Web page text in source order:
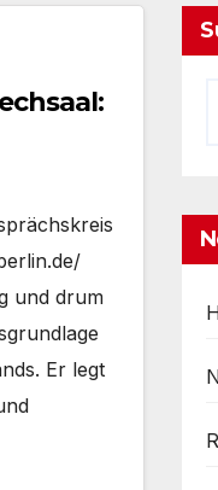
und drum
Er legt